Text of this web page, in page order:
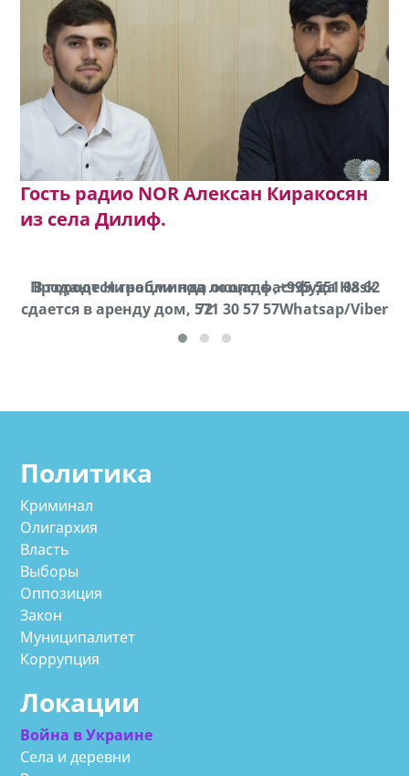
Гость радио NOR Алексан Киракосян
из села Дилиф.
Продаются грабли под лощадь ,+995 551 08 62
72
В городе Ниноцминда около фастфуда Hask
cдается в аренду дом, 571 30 57 57Whatsap/Viber
Политика
Криминал
Олигархия
Власть
Выборы
Оппозиция
Закон
Муниципалитет
Коррупция
Локации
Война в Украине
Села и деревни